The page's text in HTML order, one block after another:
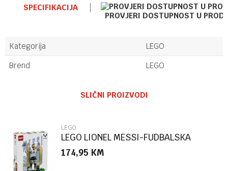
SPECIFIKACIJA
PROVJERI DOSTUPNOST U
Kategorija
LEGO
Brend
LEGO
Poruka
SLIČNI PROIZVODI
LEGO
LEGO LIONEL MESSI-FUDBALSKA
LEGENDA
174,95 KM